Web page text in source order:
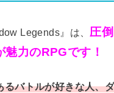
Legends』は、 圧
魅力のRPGです ！
るバトルが好きな人、